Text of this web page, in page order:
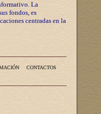
La
fondos, es
centradas en la
CONTACTOS